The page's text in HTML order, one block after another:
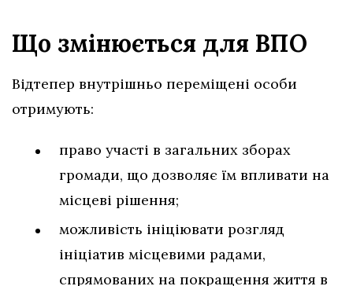
Що змінюється для ВПО
Відтепер внутрішньо переміщені особи
отримують:
право участі в загальних зборах
громади, що дозволяє їм впливати на
місцеві рішення;
можливість ініціювати розгляд
ініціатив місцевими радами,
спрямованих на покращення життя в